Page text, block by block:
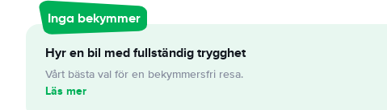
Inga bekymmer
Hyr en bil med fullständig trygghet
Vårt bästa val för en bekymmersfri resa.
Läs mer